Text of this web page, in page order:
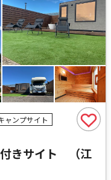
ャンプサイト
付きサイト （江